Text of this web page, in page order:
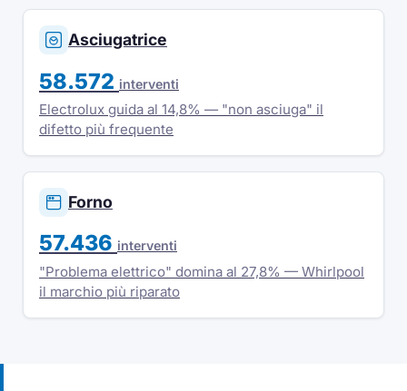
Asciugatrice
58.572 interventi
Electrolux guida al 14,8% — "non asciuga" il
difetto più frequente
Forno
57.436 interventi
"Problema elettrico" domina al 27,8% — Whirlpool
il marchio più riparato